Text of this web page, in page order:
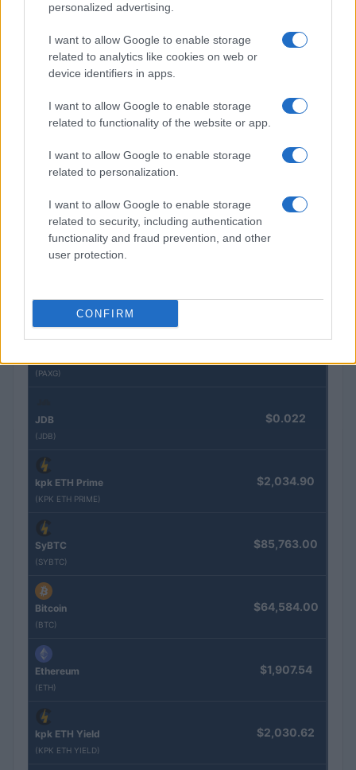
personalized advertising.
I want to allow Google to enable storage
related to analytics like cookies on web or
device identifiers in apps.
I want to allow Google to enable storage
related to functionality of the website or app.
I want to allow Google to enable storage
related to personalization.
I want to allow Google to enable storage
related to security, including authentication
functionality and fraud prevention, and other
user protection.
CONFIRM
Resultados da Pague Menos no 2T26: lucro, receita e expansão
COTAÇÕES CRYPTO
Nome
(PAXG)
JDB
(JDB)
$0.022
kpk ETH Prime
(KPK ETH PRIME)
$2,034.90
SyBTC
(SYBTC)
$85,763.00
Bitcoin
(BTC)
$64,584.00
Ethereum
(ETH)
$1,907.54
kpk ETH Yield
(KPK ETH YIELD)
$2,030.62